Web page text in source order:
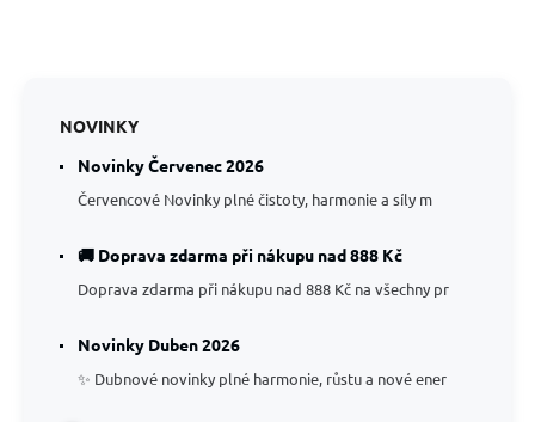
NOVINKY
Novinky Červenec 2026
Červencové Novinky plné čistoty, harmonie a síly m
🚚 Doprava zdarma při nákupu nad 888 Kč
Doprava zdarma při nákupu nad 888 Kč na všechny pr
Novinky Duben 2026
✨ Dubnové novinky plné harmonie, růstu a nové ener